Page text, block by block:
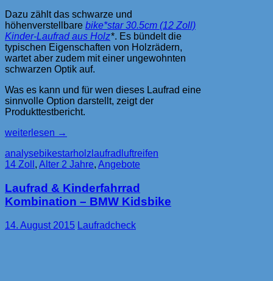
Dazu zählt das schwarze und
höhenverstellbare bike*star 30.5cm (12 Zoll)
Kinder-Laufrad aus Holz*. Es bündelt die
typischen Eigenschaften von Holzrädern,
wartet aber zudem mit einer ungewohnten
schwarzen Optik auf.
Was es kann und für wen dieses Laufrad eine
sinnvolle Option darstellt, zeigt der
Produkttestbericht.
Bikestar
12
Zoll
Laufrad
aus
Holz
im
Test
weiterlesen →
analysebikestarholzlaufrad luftreifen
14 Zoll , Alter 2 Jahre, Angebote
Laufrad & Kinderfahrrad
Kombination – BMW Kidsbike
14. August 2015 Laufradcheck